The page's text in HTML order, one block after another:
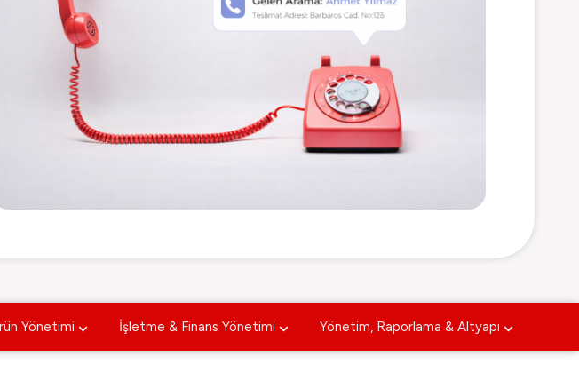
Yönetimi İşletme & Finans Yönetimi Yönetim, Raporlama & Altyapı